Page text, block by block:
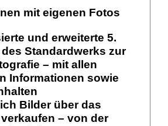
mit eigenen Fotos
und erweiterte 5.
Standardwerks zur
– mit allen
Informationen sowie
Bilder über das
– von der